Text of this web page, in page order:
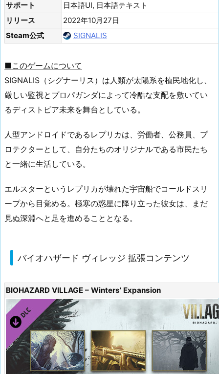
サポート
日本語UI, 日本語テキスト
リリース
2022年10月27日
Steam公式
SIGNALIS
■このゲームについて
SIGNALIS（シグナーリス）は人類が太陽系を植民地化し、
厳しい監視とプロパガンダによって冷酷な支配を敷いてい
るディストピア未来を舞台としている。
人型アンドロイドであるレプリカは、労働者、公務員、プ
ロテクターとして、自分たちのオリジナルである市民たち
と一緒に生活している。
エルスターというレプリカが壊れた宇宙船でコールドスリ
ープから目覚める。極寒の惑星に降り立った彼女は、まだ
見ぬ深淵へと足を進めることとなる。
バイオハザード ヴィレッジ 拡張コンテンツ
BIOHAZARD VILLAGE – Winters’ Expansion